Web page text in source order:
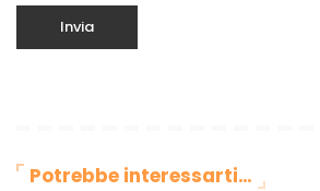
Potrebbe interessarti…